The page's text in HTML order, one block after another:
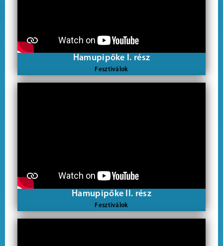
Hamupipőke I. rész
Fesztiválok
Hamupipőke II. rész
Fesztiválok